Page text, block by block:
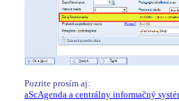
Pozrite prosím aj:
aScAgenda a centrálny informačný